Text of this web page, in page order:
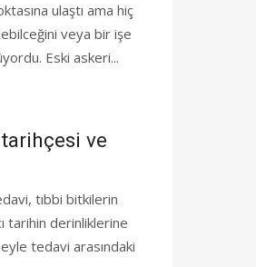
ulaştı ama hiç
veya bir işe
Eski askeri...
ve
tıbbi bitkilerin
tarihin derinliklerine
tedavi arasındaki